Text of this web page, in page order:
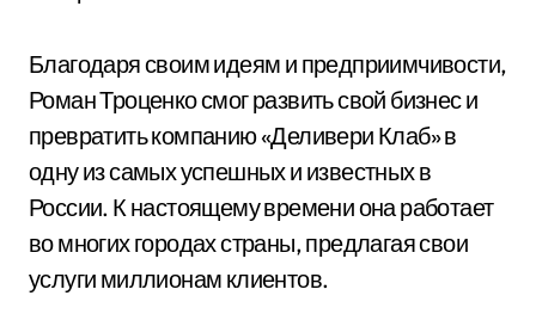
Благодаря своим идеям и предприимчивости,
Роман Троценко смог развить свой бизнес и
превратить компанию «Деливери Клаб» в
одну из самых успешных и известных в
России. К настоящему времени она работает
во многих городах страны, предлагая свои
услуги миллионам клиентов.